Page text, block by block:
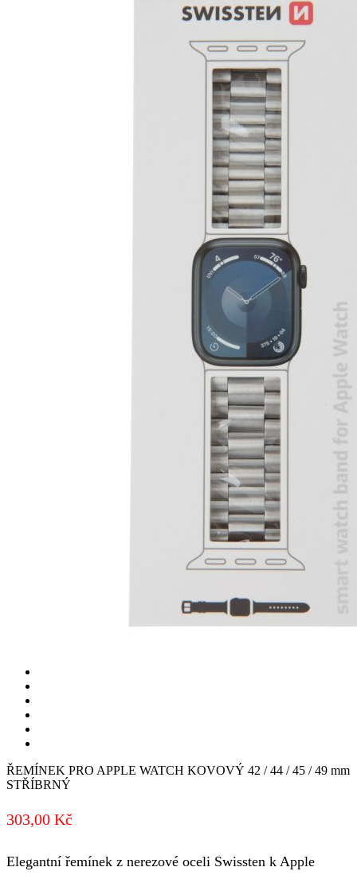
ŘEMÍNEK PRO APPLE WATCH KOVOVÝ 42 / 44 / 45 / 49 mm
STŘÍBRNÝ
303,00 Kč
Elegantní řemínek z nerezové oceli Swissten k Apple